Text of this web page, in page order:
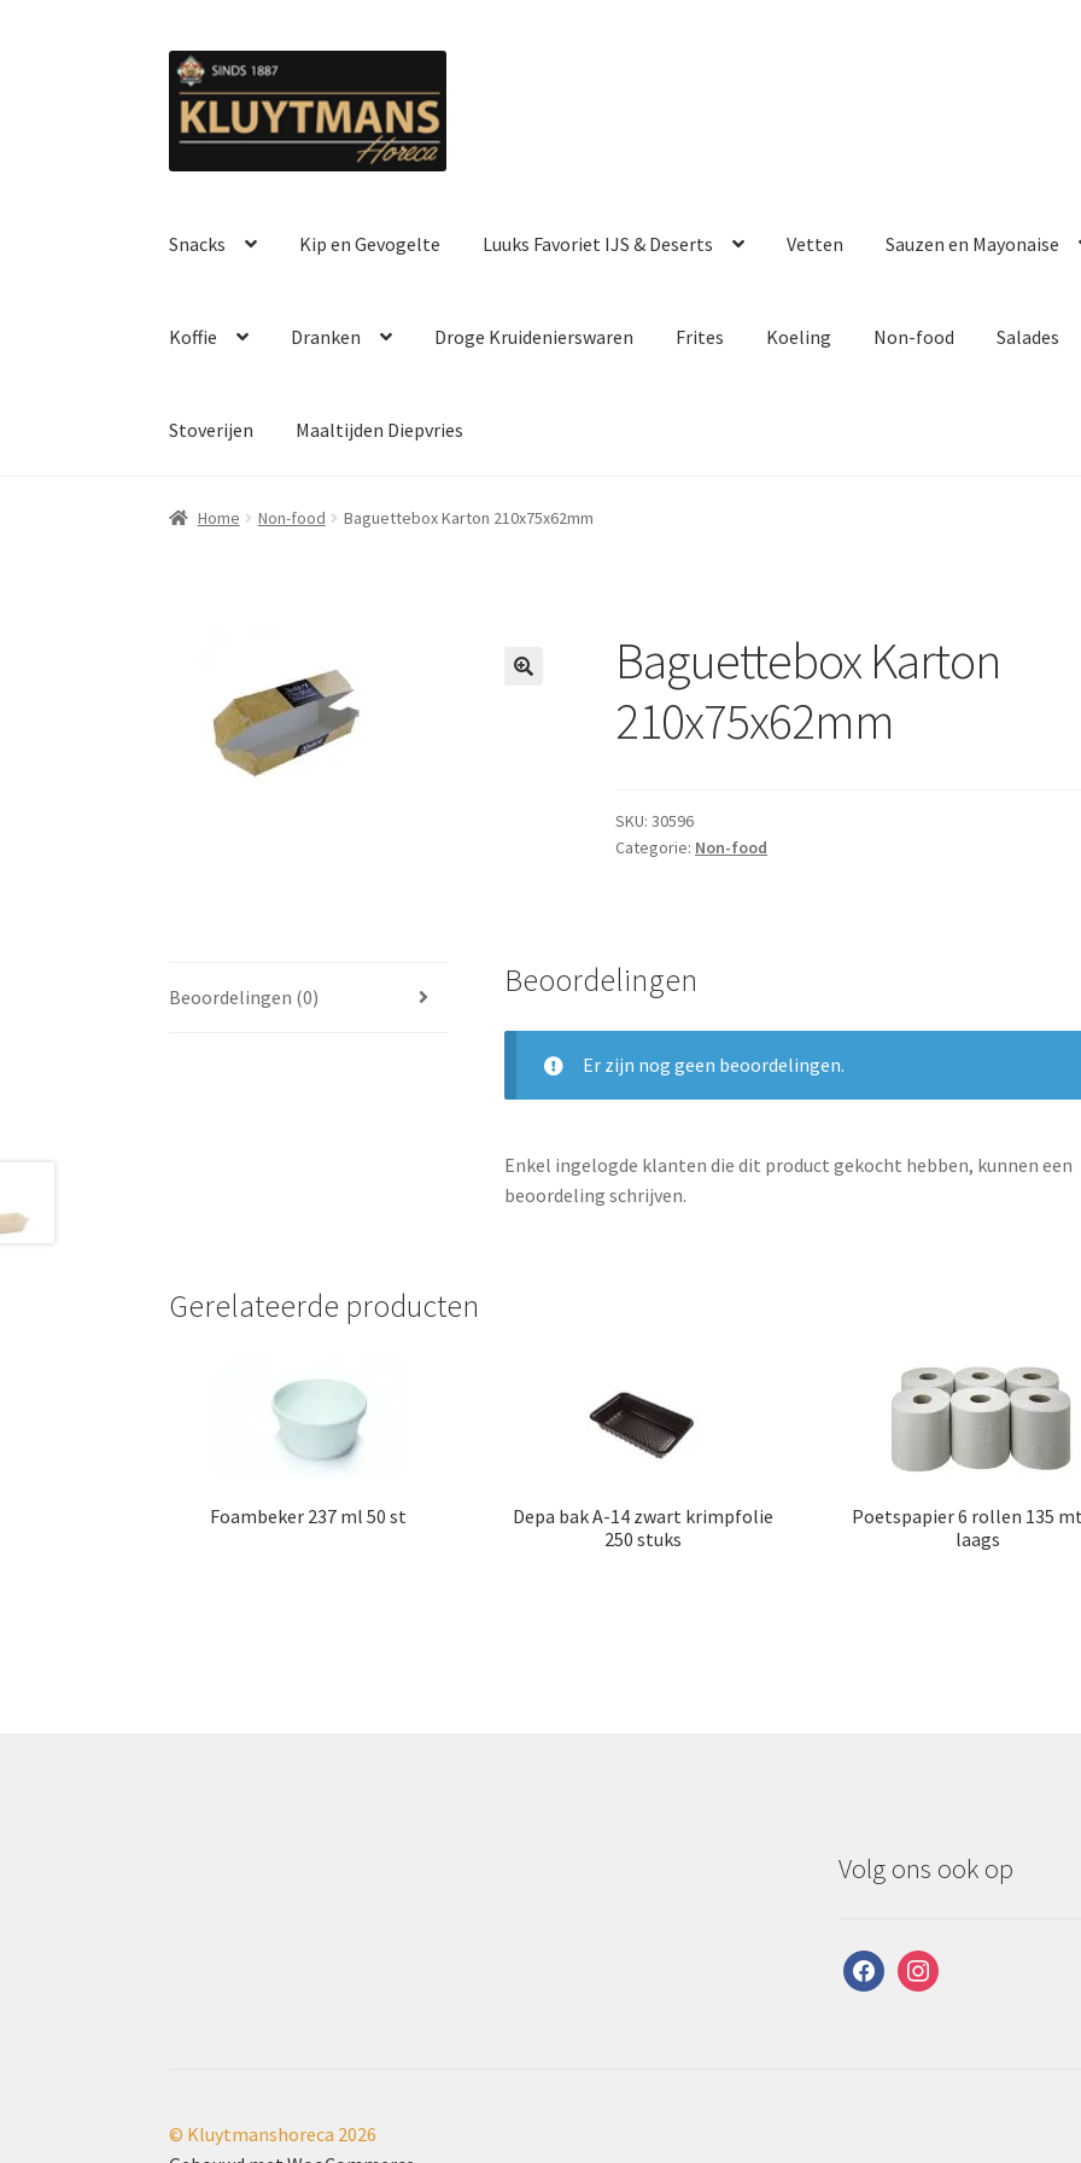
Ga
door
naar
Ga
naar
de
Snacks Kip en Gevogelte Luuks Favoriet IJS & Deserts Vetten Sauzen en Mayonaise
Koffie Dranken Droge Kruidenierswaren Frites Koeling Non-food Salades
Stoverijen Maaltijden Diepvries
Home Non-food Baguettebox Karton 210x75x62mm
Baguettebox Karton
210x75x62mm
SKU:30596
Categorie: Non-food
Beoordelingen (0) Beoordelingen
Er zijn nog geen beoordelingen.
Enkel ingelogde klanten die dit product gekocht hebben, kunnen een
beoordeling schrijven.
Gerelateerde producten
Foambeker 237 ml 50 st
Depa bak A-14 zwart krimpfolie
250 stuks
Poetspapier 6 rollen 135
laags
Volg ons ook op
facebookinstagram
© Kluytmanshoreca 2026